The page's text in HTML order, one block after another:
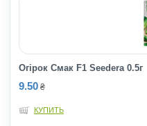
Огірок Смак F1 Seedera 0.5г
9.50 ₴
КУПИТЬ